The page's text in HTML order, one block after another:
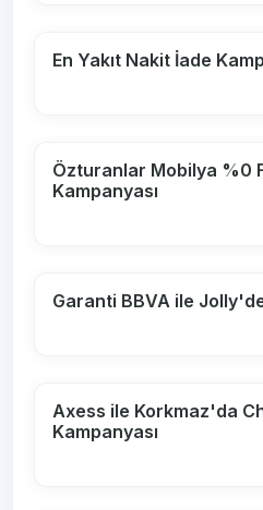
En Yakıt Nakit İade
Özturanlar Mobilya %0
Kampanyası
Garanti BBVA ile
Axess ile Korkmaz'da
Kampanyası